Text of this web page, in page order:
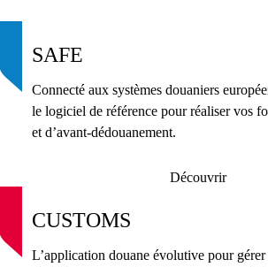
SAFE
Connecté aux systèmes douaniers
le logiciel de référence pour réaliser vos
et d’avant-dédouanement.
Découvrir
CUSTOMS
L’application douane évolutive pour